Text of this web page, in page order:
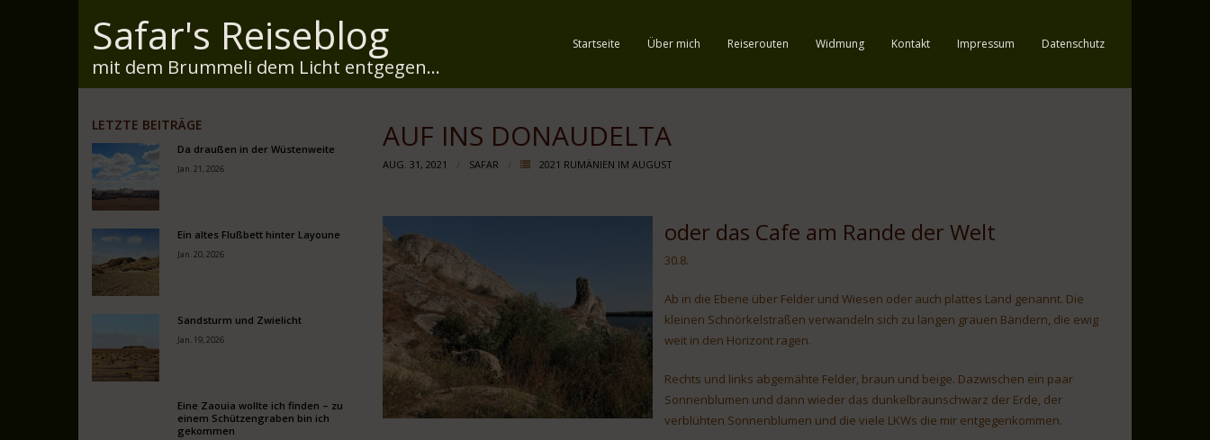
Safar's Reiseblog
mit dem Brummeli dem Licht entgegen...
Startseite Über mich Reiserouten Widmung Kontakt Impressum Datenschutz
AUF INS DONAUDELTA
AUG. 31, 2021 SAFAR 2021 RUMÄNIEN IM AUGUST
oder das Cafe am Rande der Welt
30.8.
Ab in die Ebene über Felder und Wiesen oder auch plattes Land genannt. Die
kleinen Schnörkelstraßen verwandeln sich zu langen grauen Bändern, die ewig
weit in den Horizont ragen.
Rechts und links abgemähte Felder, braun und beige. Dazwischen ein paar
Sonnenblumen und dann wieder das dunkelbraunschwarz der Erde, der
verblühten Sonnenblumen und die viele LKWs die mir entgegenkommen.
LETZTE BEITRÄGE
Da draußen in der Wüstenweite
Jan. 21, 2026
Ein altes Flußbett hinter Layoune
Jan. 20, 2026
Sandsturm und Zwielicht
Jan. 19, 2026
Eine Zaouia wollte ich finden – zu
einem Schützengraben bin ich
gekommen